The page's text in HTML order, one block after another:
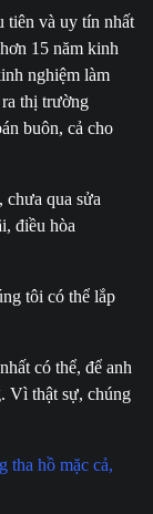
tiên và uy tín nhất
15 năm kinh
nghiệm làm
thị trường
buôn, cả cho
qua sửa
điều hòa
tôi có thể lắp
có thể, để anh
Vì thật sự, chúng
tha hồ mặc cả,